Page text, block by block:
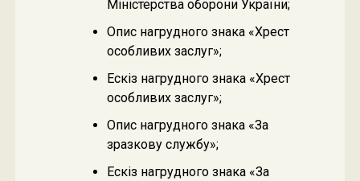
Міністерства оборони України;
Опис нагрудного знака «Хрест
особливих заслуг»;
Ескіз нагрудного знака «Хрест
особливих заслуг»;
Опис нагрудного знака «За
зразкову службу»;
Ескіз нагрудного знака «За